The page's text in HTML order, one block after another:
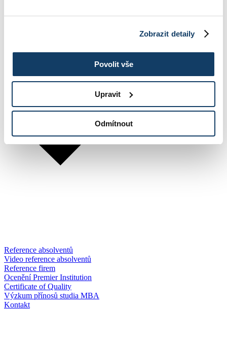
Zobrazit detaily
Povolit vše
Upravit
Odmítnout
Reference absolventů
Video reference absolventů
Reference firem
Ocenění Premier Institution
Certificate of Quality
Výzkum přínosů studia MBA
Kontakt